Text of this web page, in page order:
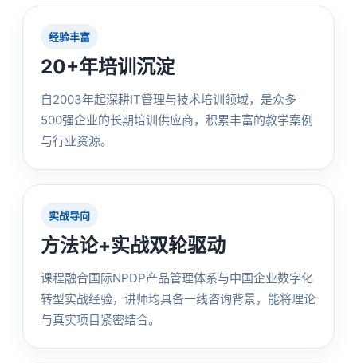
经验丰富
20+年培训沉淀
自2003年起深耕IT管理与技术培训领域，是众多
500强企业的长期培训供应商，积累丰富的教学案例
与行业资源。
实战导向
方法论+实战双轮驱动
课程融合国际NPDP产品管理体系与中国企业数字化
转型实战经验，讲师均具备一线咨询背景，能将理论
与真实项目紧密结合。